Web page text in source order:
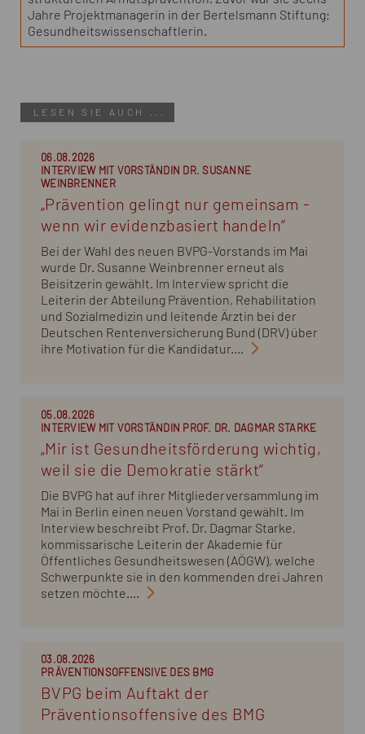
Jahre Projektmanagerin in der Bertelsmann Stiftung;
Gesundheitswissenschaftlerin.
LESEN SIE AUCH ...
06.08.2026
INTERVIEW MIT VORSTÄNDIN DR. SUSANNE
WEINBRENNER
„Prävention gelingt nur gemeinsam -
wenn wir evidenzbasiert handeln“
Bei der Wahl des neuen BVPG-Vorstands im Mai
wurde Dr. Susanne Weinbrenner erneut als
Beisitzerin gewählt. Im Interview spricht die
Leiterin der Abteilung Prävention, Rehabilitation
und Sozialmedizin und leitende Ärztin bei der
Deutschen Rentenversicherung Bund (DRV) über
ihre Motivation für die Kandidatur....
05.08.2026
INTERVIEW MIT VORSTÄNDIN PROF. DR. DAGMAR STARKE
„Mir ist Gesundheitsförderung wichtig,
weil sie die Demokratie stärkt“
Die BVPG hat auf ihrer Mitgliederversammlung im
Mai in Berlin einen neuen Vorstand gewählt. Im
Interview beschreibt Prof. Dr. Dagmar Starke,
kommissarische Leiterin der Akademie für
Öffentliches Gesundheitswesen (AÖGW), welche
Schwerpunkte sie in den kommenden drei Jahren
setzen möchte....
03.08.2026
PRÄVENTIONSOFFENSIVE DES BMG
BVPG beim Auftakt der
Präventionsoffensive des BMG